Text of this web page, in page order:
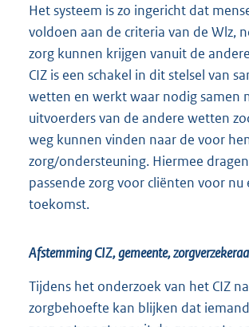
Het systeem is zo ingericht dat
voldoen aan de criteria van de Wlz,
zorg kunnen krijgen vanuit de
CIZ is een schakel in dit stelsel van
wetten en werkt waar nodig samen
uitvoerders van de andere wetten
weg kunnen vinden naar de voor
zorg/ondersteuning. Hiermee
passende zorg voor cliënten voor nu
toekomst.
Afstemming CIZ, gemeente,
Tijdens het onderzoek van het CIZ
zorgbehoefte kan blijken dat